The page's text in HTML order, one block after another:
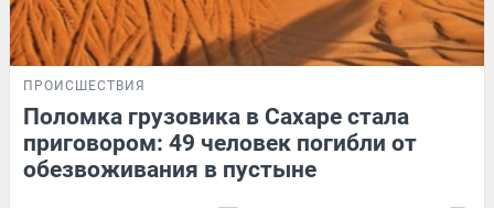
ПРОИСШЕСТВИЯ
Поломка грузовика в Сахаре стала
приговором: 49 человек погибли от
обезвоживания в пустыне